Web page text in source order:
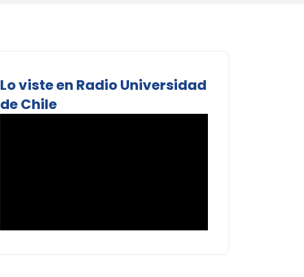
Lo viste en Radio Universidad
de Chile